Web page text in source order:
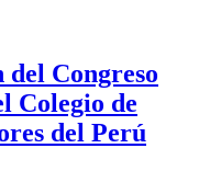
Congreso
Colegio de
del Perú